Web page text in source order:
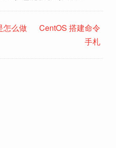
怎么做
CentOS 搭建命令
手札